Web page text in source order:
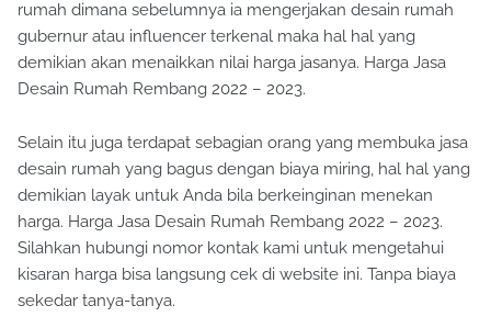
rumah dimana sebelumnya ia mengerjakan desain rumah
gubernur atau influencer terkenal maka hal hal yang
demikian akan menaikkan nilai harga jasanya. Harga Jasa
Desain Rumah Rembang 2022 – 2023.
Selain itu juga terdapat sebagian orang yang membuka jasa
desain rumah yang bagus dengan biaya miring, hal hal yang
demikian layak untuk Anda bila berkeinginan menekan
harga. Harga Jasa Desain Rumah Rembang 2022 – 2023.
Silahkan hubungi nomor kontak kami untuk mengetahui
kisaran harga bisa langsung cek di website ini. Tanpa biaya
sekedar tanya-tanya.